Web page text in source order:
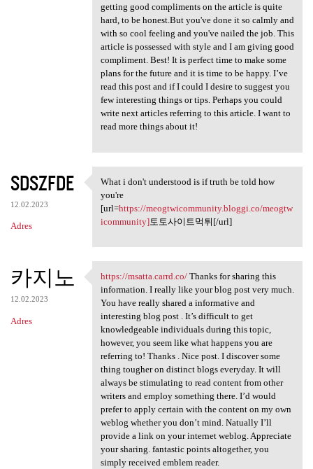
getting good compliments on the article is quite
hard, to be honest.But you've done it so calmly and
with so cool feeling and you've nailed the job. This
article is possessed with style and I am giving good
compliment. Best! It is perfect time to make some
plans for the future and it is time to be happy. I’ve
read this post and if I could I desire to suggest you
few interesting things or tips. Perhaps you could
write next articles referring to this article. I want to
read more things about it!
SDSZFDE
12.02.2023
Adres
What i don't understood is if
What i don't understood is if truth be told how
you're
[url=https://meogtwicommunity.bloggi.co/meogtw
icommunity]토토사이트먹튀[/url]
카지노
12.02.2023
Adres
https://msatta.carrd.co/
https://msatta.carrd.co/Thanks for sharing this
information. I really like your blog post very much.
You have really shared a informative and
interesting blog post . It’s difficult to get
knowledgeable individuals during this topic,
however, you seem like what happens you are
referring to! Thanks . Nice post. I discover some
thing tougher on distinct blogs everyday. It will
always be stimulating to read content from other
writers and employ something there. I’d would
prefer to apply certain with the content on my own
weblog whether you don’t mind. Natually I’ll
provide a link on your internet weblog. Appreciate
your sharing. fantastic points altogether, you
simply received emblem reader.